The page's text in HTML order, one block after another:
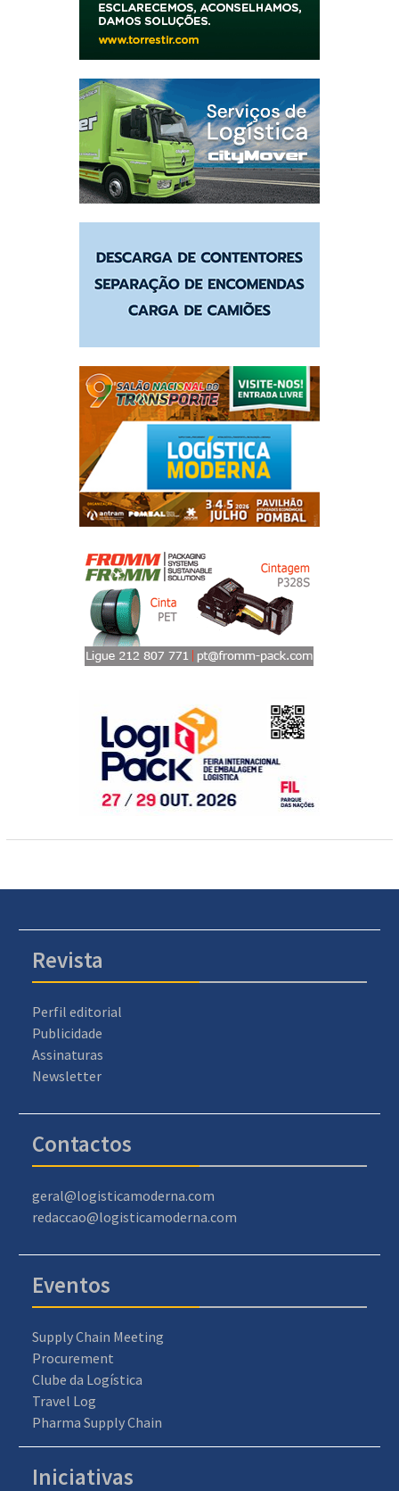
Revista
Perfil editorial
Publicidade
Assinaturas
Newsletter
Contactos
geral@logisticamoderna.com
redaccao@logisticamoderna.com
Eventos
Supply Chain Meeting
Procurement
Clube da Logística
Travel Log
Pharma Supply Chain
Iniciativas